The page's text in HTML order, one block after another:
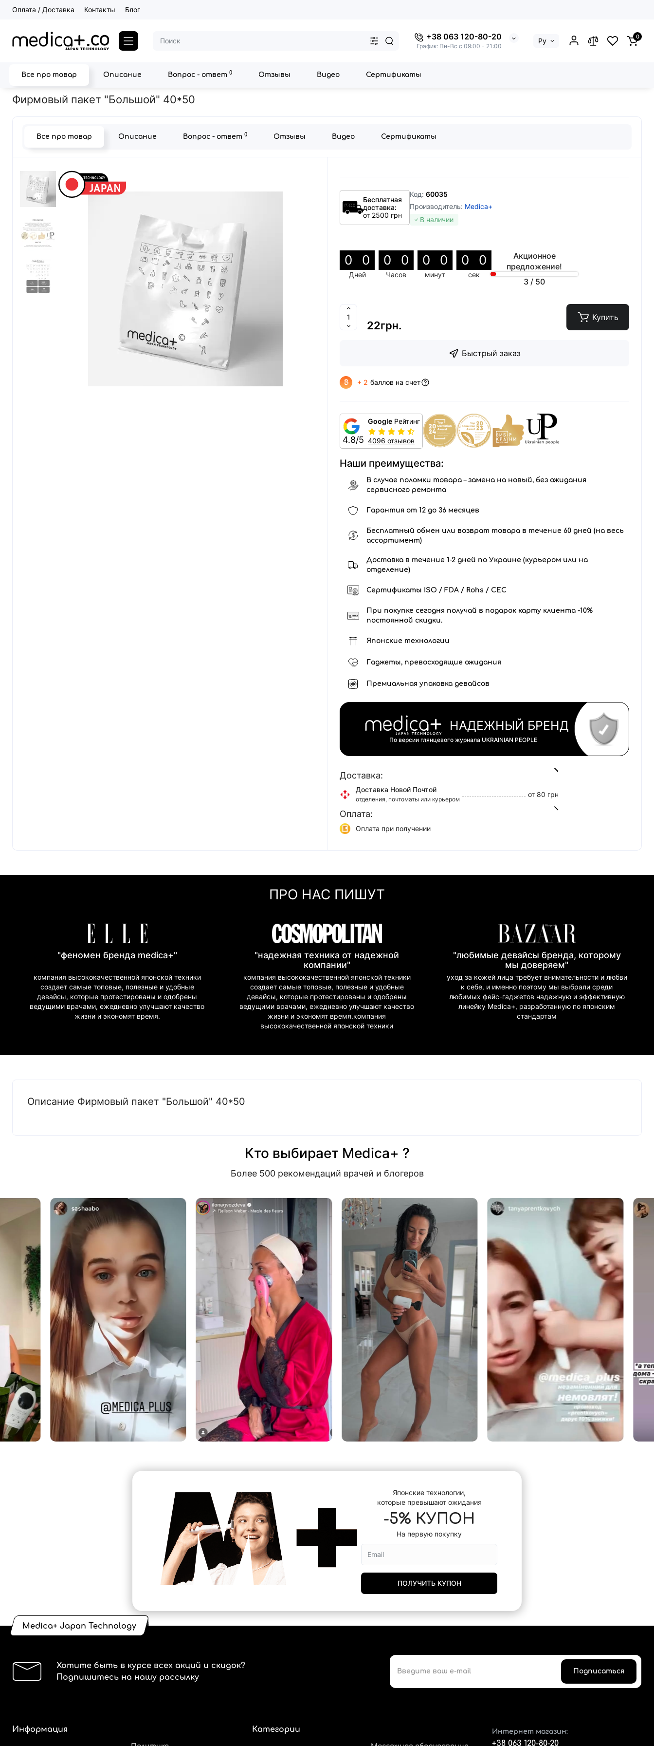
Оплата / Доставка Контакты Блог
+38 063 120-80-20
График: Пн-Вс с 09:00 - 21:00
Ру 0
Все про товар Описание Вопрос - ответ 0 Отзывы Видео Сертификаты
Главная Фирмовый пакет "Большой" 40*50
Фирмовый пакет "Большой" 40*50
Все про товар Описание Вопрос - ответ 0 Отзывы Видео Сертификаты
Бесплатная
доставка:
от 2500 грн
Код: 60035
Производитель: Medica+
В наличии
0 0
Дней
0 0
Часов
0 0
минут
0 0
сек
Акционное
предложение!
3 / 50
22грн.
Купить
Быстрый заказ
+ 2 баллов на счет
4.8/5
Google Рейтинг
4096 отзывов
Наши преимущества:
В случае поломки товара – замена на новый, без ожидания
сервисного ремонта
Гарантия от 12 до 36 месяцев
Бесплатный обмен или возврат товара в течение 60 дней (на весь
ассортимент)
Доставка в течение 1-2 дней по Украине (курьером или на
отделение)
Сертификаты ISO / FDA / Rohs / CEC
При покупке сегодня получай в подарок карту клиента -10%
постоянной скидки.
Японские технологии
Гаджеты, превосходящие ожидания
Премиальная упаковка девайсов
НАДЕЖНЫЙ БРЕНД
По версии глянцевого журнала UKRAINIAN PEOPLE
Доставка:
Доставка Новой Почтой
отделения, почтоматы или курьером
от 80 грн
Доставка Укр Почтой
Оплата:
Оплата при получении
Мгновенная рассрочка (Приват Банк)
Покупка частями (Моно Банк)
ПРО НАС ПИШУТ
"феномен бренда medica+"
компания высококачественной японской техники
создает самые топовые, полезные и удобные
девайсы, которые протестированы и одобрены
ведущими врачами, ежедневно улучшают качество
жизни и экономят время.
"надежная техника от надежной
компании"
компания высококачественной японской техники
создает самые топовые, полезные и удобные
девайсы, которые протестированы и одобрены
ведущими врачами, ежедневно улучшают качество
жизни и экономят время.компания
высококачественной японской техники
"любимые девайсы бренда, которому
мы доверяем"
уход за кожей лица требует внимательности и любви
к себе, и именно поэтому мы выбрали среди
любимых фейс-гаджетов надежную и эффективную
линейку Medica+, разработанную по японским
стандартам
Описание Фирмовый пакет "Большой" 40*50
Кто выбирает Medica+ ?
Более 500 рекомендаций врачей и блогеров
Японские технологии,
которые превышают ожидания
-5% КУПОН
На первую покупку
ПОЛУЧИТЬ КУПОН
Medica+ Japan Technology
Хотите быть в курсе всех акций и скидок?
Подпишитесь на нашу рассылку
Подписаться
Информация Категории Интернет магазин:
+38 063 120-80-20